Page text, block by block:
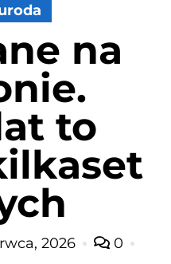
na
to
2026 0